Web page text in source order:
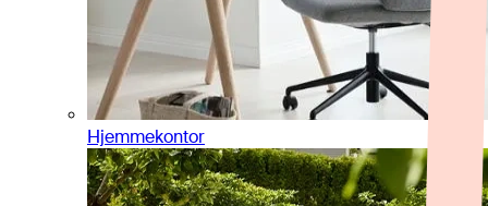
Hjemmekontor